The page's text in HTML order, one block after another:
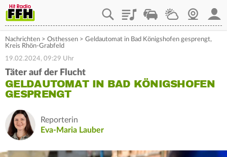
PlaylistStaupilotWetterWebcam
Nachrichten > Osthessen > Geldautomat in Bad Königshofen gesprengt,
Kreis Rhön-Grabfeld
19.02.2024, 09:29 Uhr
Täter auf der Flucht
GELDAUTOMAT IN BAD KÖNIGSHOFEN
GESPRENGT
Reporterin
Eva-Maria Lauber